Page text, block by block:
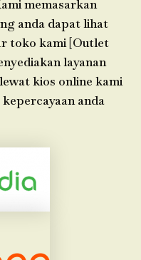
memasarkan
anda dapat lihat
toko kami [Outlet
layanan
kios online kami
anda